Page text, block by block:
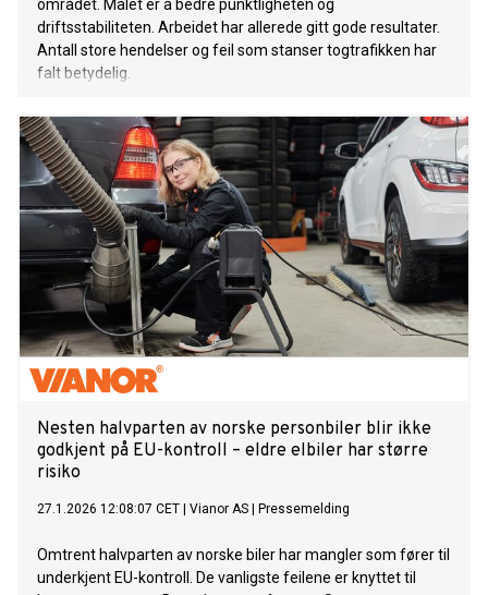
området. Målet er å bedre punktligheten og
driftsstabiliteten. Arbeidet har allerede gitt gode resultater.
Antall store hendelser og feil som stanser togtrafikken har
falt betydelig.
Nesten halvparten av norske personbiler blir ikke
godkjent på EU-kontroll – eldre elbiler har større
risiko
27.1.2026 12:08:07 CET Vianor AS Pressemelding
Omtrent halvparten av norske biler har mangler som fører til
underkjent EU-kontroll. De vanligste feilene er knyttet til